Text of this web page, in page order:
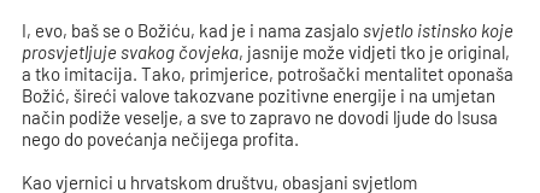
I, evo, baš se o Božiću, kad je i nama zasjalosvjetlo istinsko koje
prosvjetljuje svakog čovjeka, jasnije može vidjeti tko je original,
a tko imitacija. Tako, primjerice, potrošački mentalitet oponaša
Božić, šireći valove takozvane pozitivne energije i na umjetan
način podiže veselje, a sve to zapravo ne dovodi ljude do Isusa
nego do povećanja nečijega profita.
Kao vjernici u hrvatskom društvu, obasjani svjetlom